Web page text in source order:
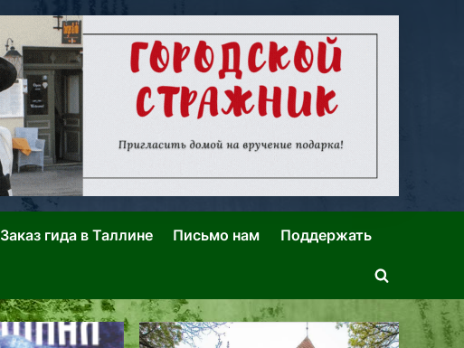
Заказ гида в Таллине Письмо нам Поддержать
Toggle
search
form